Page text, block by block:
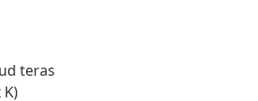
teras
K)